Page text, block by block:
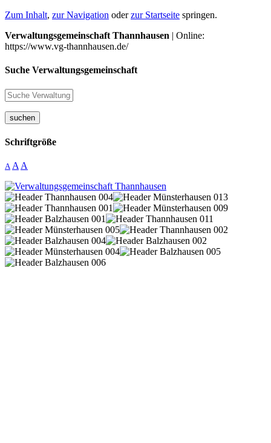
Zum Inhalt, zur Navigation oderzur Startseite springen.
Verwaltungsgemeinschaft Thannhausen | Online:
https://www.vg-thannhausen.de/
Suche Verwaltungsgemeinschaft
suchen
Schriftgröße
A A A